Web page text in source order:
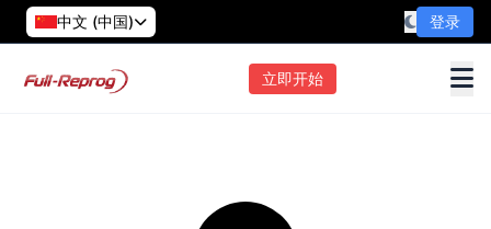
中文 (中国) 登录
立即开始